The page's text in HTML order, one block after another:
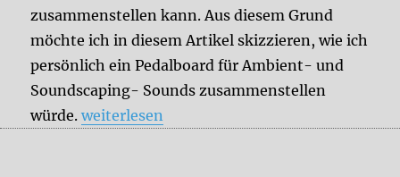
zusammenstellen kann. Aus diesem Grund
möchte ich in diesem Artikel skizzieren, wie ich
persönlich ein Pedalboard für Ambient- und
Soundscaping- Sounds zusammenstellen
würde.„Ambient Pedalboard Setup“
weiterlesen